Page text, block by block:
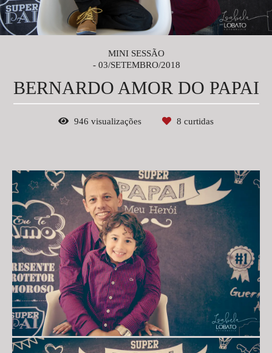
MINI SESSÃO
03/SETEMBRO/2018
BERNARDO AMOR DO PAPAI
946 visualizações 8 curtidas